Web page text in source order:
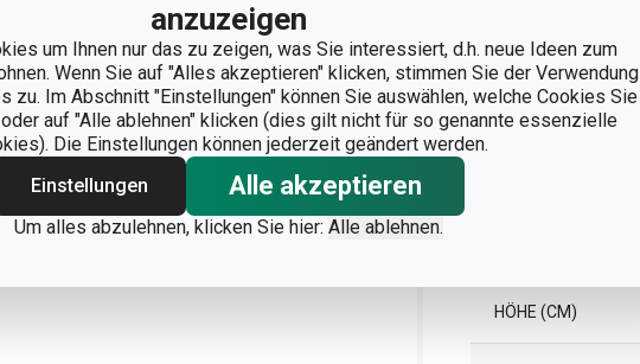
anzuzeigen
um Ihnen nur das zu zeigen, was Sie interessiert, d.h. neue Ideen zum
Wenn Sie auf "Alles akzeptieren" klicken, stimmen Sie der Verwendung
zu. Im Abschnitt "Einstellungen" können Sie auswählen, welche Cookies Sie
auf "Alle ablehnen" klicken (dies gilt nicht für so genannte essenzielle
Die Einstellungen können jederzeit geändert werden.
Einstellungen
Alle akzeptieren
Um alles abzulehnen, klicken Sie hier: Alle ablehnen.
Verpackung
HÖHE (CM)